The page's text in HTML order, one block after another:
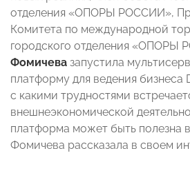
отделения «ОПОРЫ РОССИИ»,
Комитета по международной
городского отделения «ОПОРЫ
Фомичева запустила
платформу для ведения бизнеса
с какими трудностями
внешнеэкономической
платформа может быть полезна
Фомичева рассказала в своем